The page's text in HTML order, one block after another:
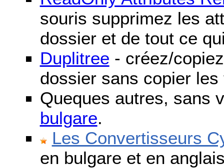
souris supprimez les
dossier et de tout ce
Duplitree - créez/
dossier sans copier les
Queques autres, sans
bulgare.
Les Convertisseurs
en bulgare et en